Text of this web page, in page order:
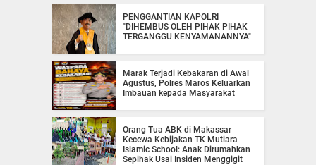
PENGGANTIAN KAPOLRI
"DIHEMBUS OLEH PIHAK PIHAK
TERGANGGU KENYAMANANNYA"
Marak Terjadi Kebakaran di Awal
Agustus, Polres Maros Keluarkan
Imbauan kepada Masyarakat
Orang Tua ABK di Makassar
Kecewa Kebijakan TK Mutiara
Islamic School: Anak Dirumahkan
Sepihak Usai Insiden Menggigit